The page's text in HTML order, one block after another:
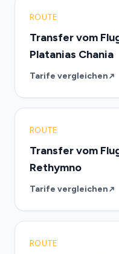
ROUTE
Transfer vom
Platanias Chania
Tarife vergleichen
ROUTE
Transfer vom
Rethymno
Tarife vergleichen
ROUTE